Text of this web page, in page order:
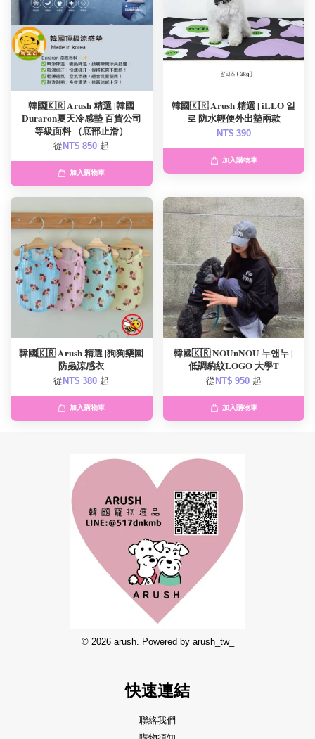
韓國🇰🇷 Arush 精選 |韓國
Duraron夏天冷感墊 百貨公司
等級面料 （底部止滑）
從 NT$ 850 起
加入購物車
韓國🇰🇷 Arush 精選 | iLLO 일
로 防水輕便外出墊兩款
NT$ 390
加入購物車
韓國🇰🇷 Arush 精選 |狗狗樂園
防蟲涼感衣
從 NT$ 380 起
加入購物車
韓國🇰🇷 NOUnNOU 누앤누 |
低調豹紋LOGO 大學T
從 NT$ 950 起
加入購物車
© 2026 arush. Powered by arush_tw_
快速連結
聯絡我們